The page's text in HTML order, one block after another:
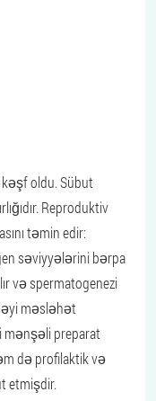
oldu. Sübut
Reproduktiv
təmin edir:
səviyyələrini bərpa
və spermatogenezi
məsləhət
mənşəli preparat
də profilaktik və
etmişdir.